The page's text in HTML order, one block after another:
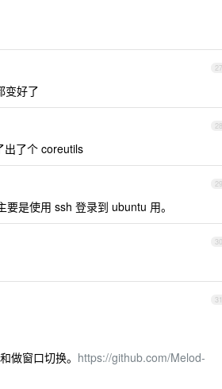
27
变好了
28
出了个 coreutils
29
是使用 ssh 登录到 ubuntu 用。
30
31
做窗口切换。 https://github.com/Melod-